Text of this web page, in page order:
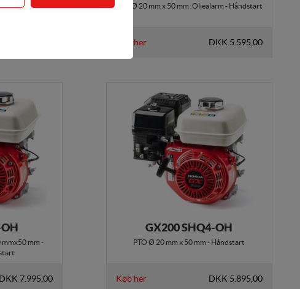
Håndstart PTO Ø 20 mm x 50 mm .Oliealarm - Håndstart
Køb her DKK 5.595,00
mm -
DKK 7.995,00
GX200 SHQ4-OH
PTO Ø 20 mm x 50 mm - Håndstart
Køb her DKK 5.895,00
adgangskontrol samt
Fx ved at indsamle
flere hjemmesider og
på en hjemmeside - dvs.
flere hjemmesider og
når denne færdes på